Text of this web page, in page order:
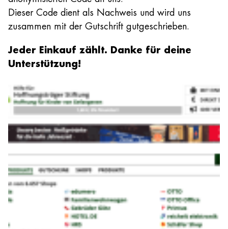
Dieser Code dient als Nachweis und wird uns
zusammen mit der Gutschrift gutgeschrieben.
Jeder Einkauf zählt. Danke für deine
Unterstützung!